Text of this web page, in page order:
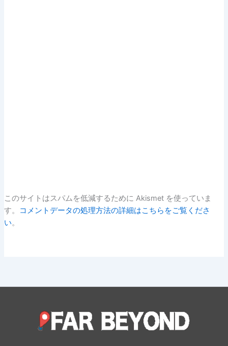
このサイトはスパムを低減するために Akismet を使っていま
す。
コメントデータの処理方法の詳細はこちらをご覧くださ
い。